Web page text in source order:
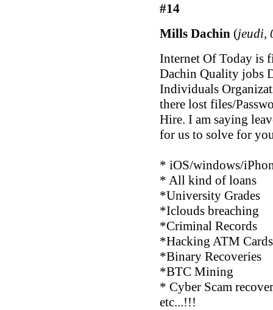
#14
Mills Dachin (jeudi,
Internet Of Today is
Dachin Quality jobs
Individuals
there lost files/
Hire. I am saying
for us to solve for
* iOS/windows/
* All kind of loans
*University Grades
*Iclouds breaching
*Criminal Records
*Hacking ATM Cards
*Binary Recoveries
*BTC Mining
* Cyber Scam
etc...!!!